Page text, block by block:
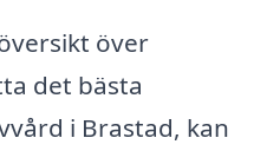
över
det bästa
i Brastad, kan